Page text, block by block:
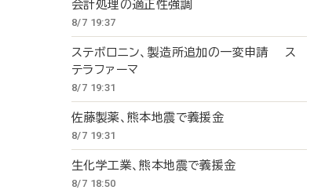
会計処理の適正性強調
8/7 19:37
ステボロニン、製造所追加の一変申請 ス
テラファーマ
8/7 19:31
佐藤製薬、熊本地震で義援金
8/7 19:31
生化学工業、熊本地震で義援金
8/7 18:50